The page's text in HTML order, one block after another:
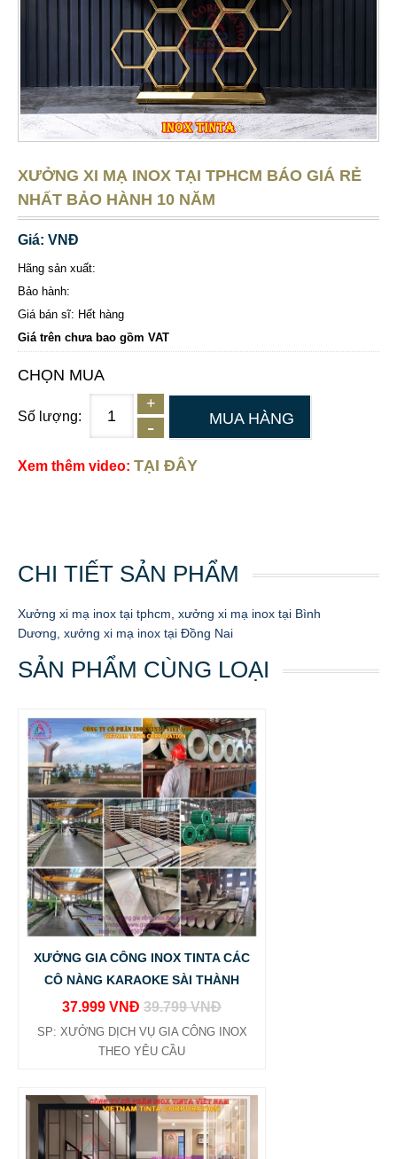
XƯỞNG XI MẠ INOX TẠI TPHCM BÁO GIÁ RẺ
NHẤT BẢO HÀNH 10 NĂM
Giá: VNĐ
Hãng sản xuất:
Bảo hành:
Giá bán sĩ: Hết hàng
Giá trên chưa bao gồm VAT
CHỌN MUA
Số lượng: MUA HÀNG
Xem thêm video: TẠI ĐÂY
CHI TIẾT SẢN PHẨM
Xưởng xi mạ inox tại tphcm, xưởng xi mạ inox tại Bình
Dương, xưởng xi mạ inox tại Đồng Nai
SẢN PHẨM CÙNG LOẠI
XƯỞNG GIA CÔNG INOX TINTA CÁC
CÔ NÀNG KARAOKE SÀI THÀNH
37.999 VNĐ 39.799 VNĐ
SP: XƯỞNG DỊCH VỤ GIA CÔNG INOX
THEO YÊU CẦU